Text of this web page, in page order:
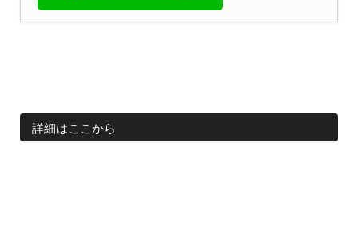
詳細はここから